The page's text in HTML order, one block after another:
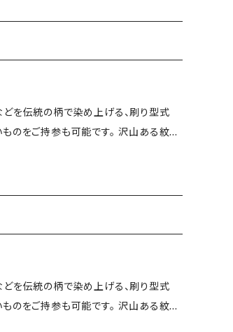
通りの紋様とサイズも数種類あ
トに記入し、発送いたします。 ※ 市内
出来ます
どを伝統の柄で染め上げる、刷り型式
のをご持参も可能です。 沢山ある紋様
通りの紋様とサイズも数種類あ
トに記入し、発送いたします。 ※ 市内
り出来ます
どを伝統の柄で染め上げる、刷り型式
のをご持参も可能です。 沢山ある紋様